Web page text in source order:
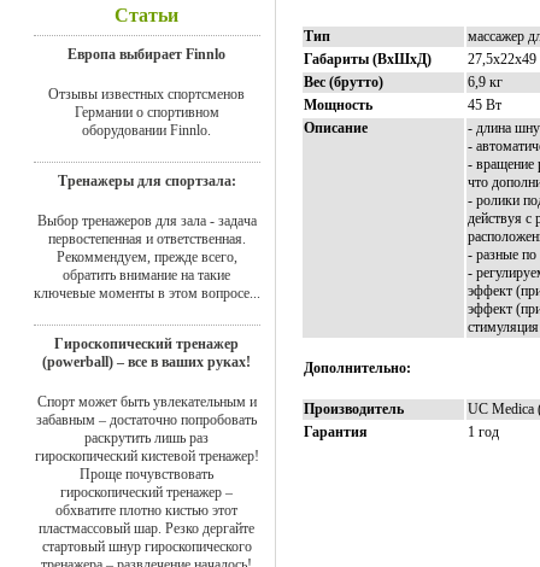
Статьи
Европа выбирает Finnlo
Отзывы известных спортсменов
Германии о спортивном
оборудовании Finnlo.
Тренажеры для спортзала:
Выбор тренажеров для зала - задача
первостепенная и ответственная.
Рекоммендуем, прежде всего,
обратить внимание на такие
ключевые моменты в этом вопросе...
Гироскопический тренажер
(powerball) – все в ваших руках!
Спорт может быть увлекательным и
забавным – достаточно попробовать
раскрутить лишь раз
гироскопический кистевой тренажер!
Проще почувствовать
гироскопический тренажер –
обхватите плотно кистью этот
пластмассовый шар. Резко дергайте
стартовый шнур гироскопического
Тип
массажер
Габариты (ВхШхД)
27,5х22х49
Вес (брутто)
6,9 кг
Мощность
45 Вт
Описание
- длина
-
- вращение
что
- ролики
действуя с
- разные по
-
эффект
эффект
Дополнительно:
Производитель
UC
Гарантия
1 год